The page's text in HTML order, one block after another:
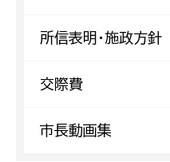
所信表明・施政方針
交際費
市長動画集